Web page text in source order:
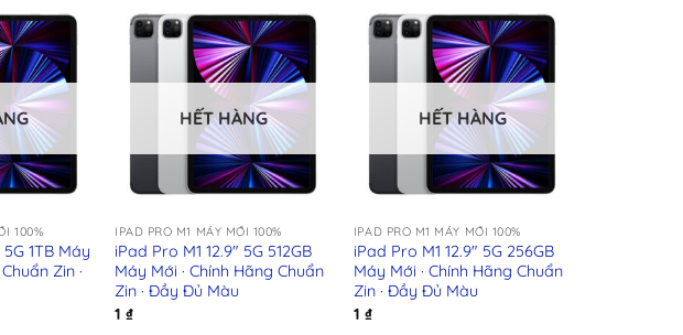
theo
mới
nhất
100%
5G 1TB Máy
Zin ·
+
HẾT HÀNG
IPAD PRO M1 MÁY MỚI 100%
iPad Pro M1 12.9″ 5G 512GB
Máy Mới · Chính Hãng Chuẩn
Zin · Đầy Đủ Màu
1₫
+
HẾT HÀNG
IPAD PRO M1 MÁY MỚI 100%
iPad Pro M1 12.9″ 5G 256GB
Máy Mới · Chính Hãng Chuẩn
Zin · Đầy Đủ Màu
1 ₫